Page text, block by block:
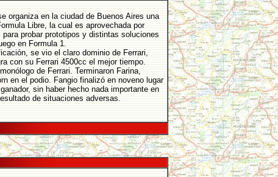
organiza en la ciudad de Buenos Aires una
Libre, la cual es aprovechada por
probar prototipos y distintas soluciones
en Formula 1.
se vio el claro dominio de Ferrari,
con su Ferrari 4500cc el mejor tiempo.
de Ferrari. Terminaron Farina,
en el podio. Fangio finalizó en noveno lugar
sin haber hecho nada importante en
de situaciones adversas.